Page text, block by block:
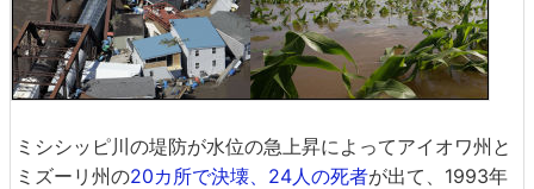
ミシシッピ川の堤防が水位の急上昇によってアイオワ州と
ミズーリ州の20カ所で決壊、24人の死者が出て、1993年